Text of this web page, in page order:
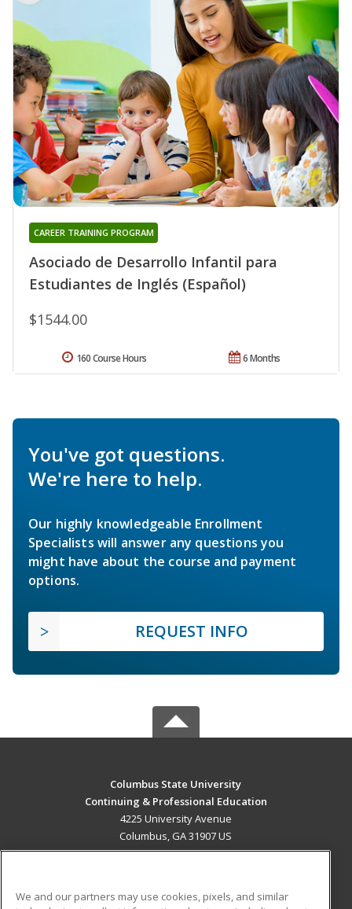
Asociado de Desarrollo Infantil para
Estudiantes de Inglés (Español)
CAREER TRAINING PROGRAM
$1544.00
6 Months
160 Course Hours
You've got questions.
We're here to help.
Our highly knowledgeable Enrollment
Specialists will answer any questions you
might have about the course and payment
options.
REQUEST INFO
Columbus State University
Continuing & Professional Education
4225 University Avenue
Columbus, GA 31907 US
We and our partners may use cookies, pixels, and similar